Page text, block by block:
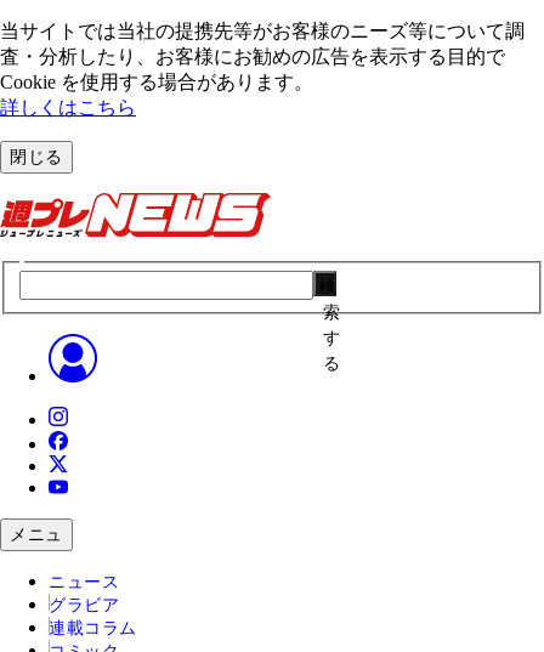
当サイトでは当社の提携先等がお客様のニーズ等について調
査・分析したり、お客様にお勧めの広告を表⽰する⽬的で
Cookie を使⽤する場合があります。
詳しくはこちら
閉じる
索
す
る
メニュ
ニュース
グラビア
連載コラム